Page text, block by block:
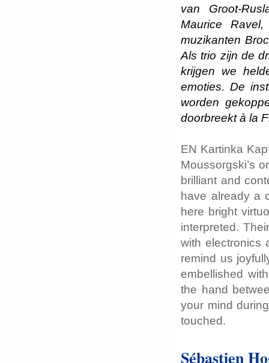
van Groot-
Maurice
muzikanten
Als trio zijn de
krijgen we
emoties. De
worden
doorbreekt à la
EN Kartinka
Moussorgski’s
brilliant and
have already a
here bright
interpreted.
with electronics
remind us
embellished
the hand
your mind
touched.
Sébastien